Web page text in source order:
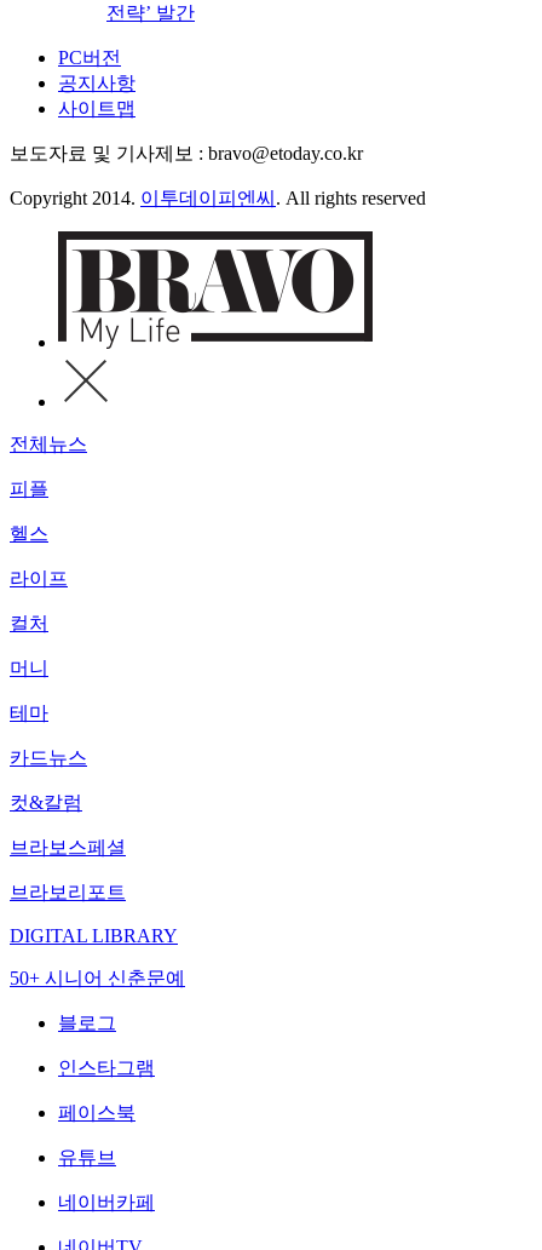
전략’ 발간
PC버전
공지사항
사이트맵
보도자료 및 기사제보 : bravo@etoday.co.kr
Copyright 2014. 이투데이피엔씨 . All rights reserved
전체뉴스
피플
헬스
라이프
컬처
머니
테마
카드뉴스
컷&칼럼
브라보스페셜
브라보리포트
DIGITAL LIBRARY
50+ 시니어 신춘문예
블로그
인스타그램
페이스북
유튜브
네이버카페